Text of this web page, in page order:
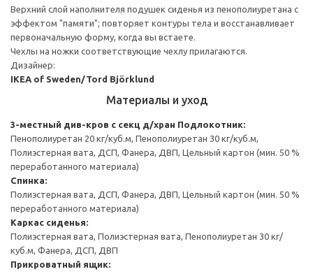
Верхний слой наполнителя подушек сиденья из пенополиуретана с
эффектом "памяти"; повторяет контуры тела и восстанавливает
первоначальную форму, когда вы встаете.
Чехлы на ножки соответствующие чехлу прилагаются.
Дизайнер:
IKEA of Sweden/Tord Björklund
Материалы и уход
3-местный див-кров с секц д/хран Подлокотник:
Пенополиуретан 20 кг/куб.м, Пенополиуретан 30 кг/куб.м,
Полиэстерная вата, ДСП, Фанера, ДВП, Цельный картон (мин. 50 %
переработанного материала)
Спинка:
Полиэстерная вата, ДСП, Фанера, ДВП, Цельный картон (мин. 50 %
переработанного материала)
Каркас сиденья:
Полиэстерная вата, Полиэстерная вата, Пенополиуретан 30 кг/
куб.м, Фанера, ДСП, ДВП
Прикроватный ящик: